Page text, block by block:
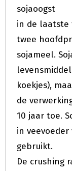
sojaoogst
in de laatste
twee
sojameel.
koekjes),
de
10 jaar toe.
in
gebruikt.
De crushing